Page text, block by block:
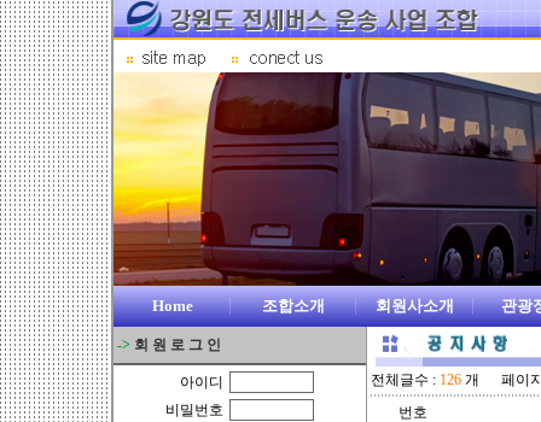
Home 조합소개 회원사소개 관광
-> 회 원 로 그 인
아이디
비밀번호
전체글수 : 126 개 페이
번호